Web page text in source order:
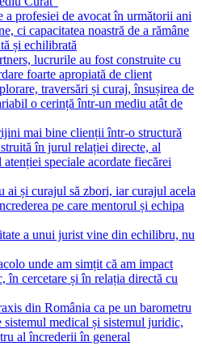
a profesiei de avocat în următorii ani
ci capacitatea noastră de a rămâne
și echilibrată
lucrurile au fost construite cu
foarte apropiată de client
traversări și curaj, însușirea de
o cerință într-un mediu atât de
mai bine clienții într-o structură
în jurul relației directe, al
speciale acordate fiecărei
ai și curajul să zbori, iar curajul acela
pe care mentorul și echipa
a unui jurist vine din echilibru, nu
unde am simțit că am impact
în cercetare și în relația directă cu
din România ca pe un barometru
sistemul medical și sistemul juridic,
al încrederii în general